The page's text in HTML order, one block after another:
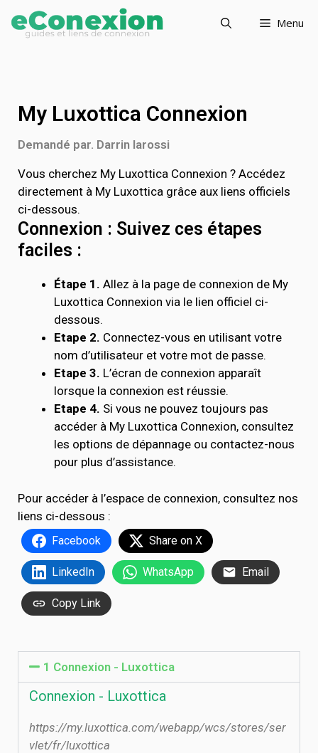
Menu
My Luxottica Connexion
Demandé par. Darrin Iarossi
Vous cherchez My Luxottica Connexion ? Accédez
directement à My Luxottica grâce aux liens officiels
ci-dessous.
Connexion : Suivez ces étapes
faciles :
Étape 1. Allez à la page de connexion de My
Luxottica Connexion via le lien officiel ci-
dessous.
Etape 2. Connectez-vous en utilisant votre
nom d’utilisateur et votre mot de passe.
Etape 3. L’écran de connexion apparaît
lorsque la connexion est réussie.
Etape 4. Si vous ne pouvez toujours pas
accéder à My Luxottica Connexion, consultez
les options de dépannage ou contactez-nous
pour plus d’assistance.
Pour accéder à l’espace de connexion, consultez nos
liens ci-dessous :
Facebook Share on X
LinkedIn WhatsApp Email
Copy Link
1 Connexion - Luxottica
Connexion - Luxottica
https://my.luxottica.com/webapp/wcs/stores/ser
vlet/fr/luxottica